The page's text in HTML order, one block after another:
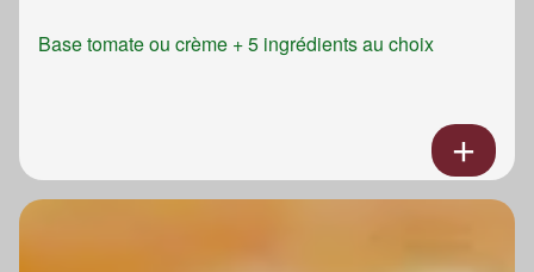
Base tomate ou crème + 5 ingrédients au choix